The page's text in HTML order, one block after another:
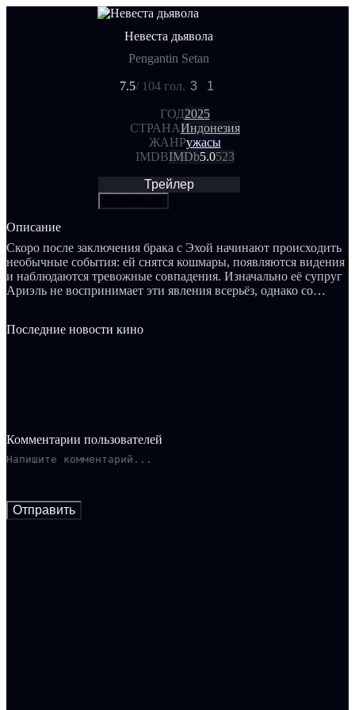
Невеста дьявола
Pengantin Setan
7.5/ 104 гол. 3 1
ГОД2025
СТРАНАИндонезия
ЖАНРужасы
IMDBIMDb5.0523
Трейлер
Описание
Скоро после заключения брака с Эхой начинают происходить
необычные события: ей снятся кошмары, появляются видения
и наблюдаются тревожные совпадения. Изначально её супруг
Ариэль не воспринимает эти явления всерьёз, однако со
завладевший Эхой, делает всё возможное для разрушения их
Последние новости кино
Комментарии пользователей
Отправить